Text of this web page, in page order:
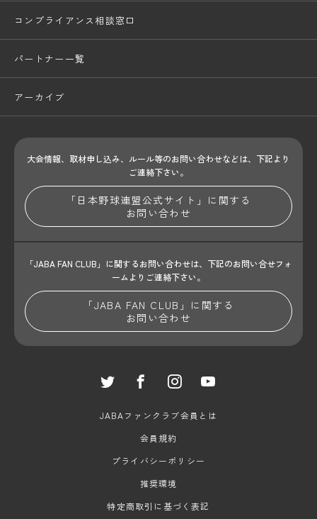
コンプライアンス相談窓口
パートナー一覧
アーカイブ
大会情報、取材申し込み、ルール等のお問い合わせなどは、下記より
ご連絡下さい。
「日本野球連盟公式サイト」に関する
お問い合わせ
「JABA FAN CLUB」に関するお問い合わせは、 下記のお問い合せフォ
ームよりご連絡下さい。
「JABA FAN CLUB」に関する
お問い合わせ
JABAファンクラブ会員とは
会員規約
プライバシーポリシー
推奨環境
特定商取引に基づく表記